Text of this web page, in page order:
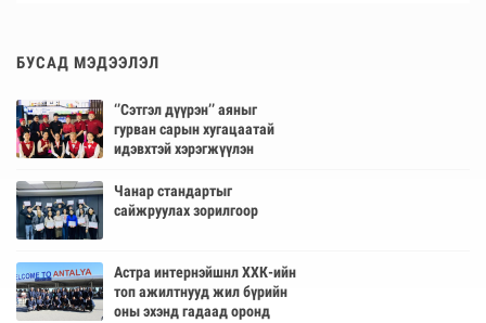
БУСАД МЭДЭЭЛЭЛ
‘’Сэтгэл дүүрэн’’ аяныг
гурван сарын хугацаатай
идэвхтэй хэрэгжүүлэн
Чанар стандартыг
сайжруулах зорилгоор
Астра интернэйшнл ХХК-ийн
топ ажилтнууд жил бүрийн
оны эхэнд гадаад оронд